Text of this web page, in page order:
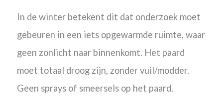
In de winter betekent dit dat onderzoek moet
gebeuren in een iets opgewarmde ruimte, waar
geen zonlicht naar binnenkomt. Het paard
moet totaal droog zijn, zonder vuil/modder.
Geen sprays of smeersels op het paard.